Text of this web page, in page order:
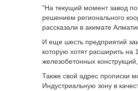
"На текущий момент завод
решением регионального
рассказали в акимате
И еще шесть предприятий
которую хотят расширить на
железобетонных
Также свой адрес прописки
Индустриальную зону в